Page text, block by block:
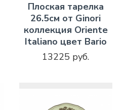
Плоская тарелка
26.5см от Ginori
коллекция Oriente
Italiano цвет Bario
13225 руб.